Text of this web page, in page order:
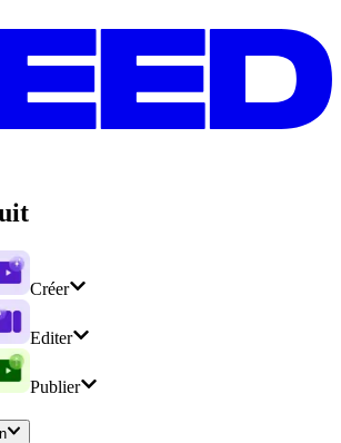
Créer
Editer
Publier